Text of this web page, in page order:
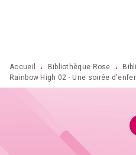
Accueil • Bibliothèque Rose •
Rainbow High 02 - Une soirée d'enfer